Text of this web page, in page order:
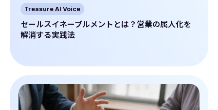
Treasure AI Voice
セールスイネーブルメントとは？営業の属人化を
解消する実践法